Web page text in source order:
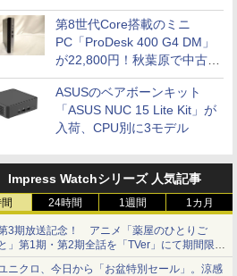
第8世代Core搭載のミニ
PC「ProDesk 400 G4 DM」
が22,800円！秋葉原で中古
PCセール
ASUSのベアボーンキット
「ASUS NUC 15 Lite Kit」が
入荷、CPU別に3モデル
Impress Watchシリーズ 人気記事
24時間 1週間 1カ月
3期放送記念！ アニメ「薬屋のひとりご
」第1期・第2期全話を「TVer」にて期間限定
順次無料配信開始
ニクロ、今日から「お盆特別セール」。涼感